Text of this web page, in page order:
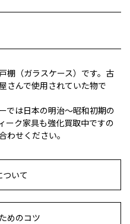
棚（ガラスケース）です。古
さんで使用されていた物で
では日本の明治～昭和初期の
ーク家具も強化買取中ですの
わせください。
いて
めのコツ